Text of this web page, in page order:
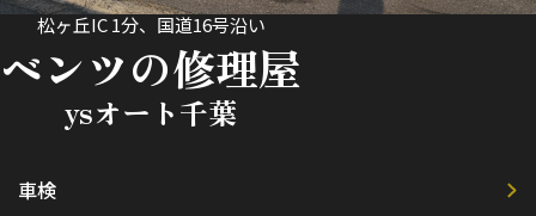
松ヶ丘IC 1分、国道16号沿い
ベンツの修理屋
ysオート千葉
車検